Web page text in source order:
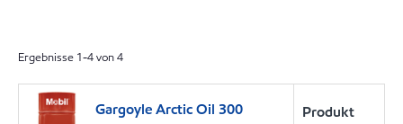
Ergebnisse 1-4von4
Gargoyle Arctic Oil 300
Produkt